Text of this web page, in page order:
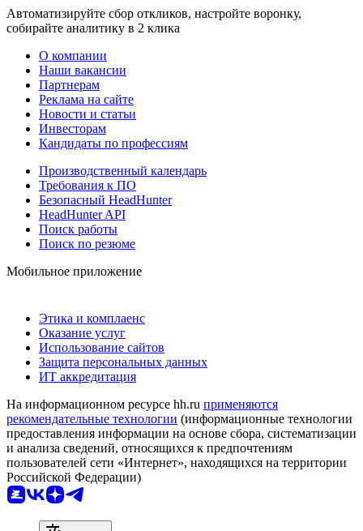
Автоматизируйте сбор откликов, настройте воронку,
собирайте аналитику в 2 клика
О компании
Наши вакансии
Партнерам
Реклама на сайте
Новости и статьи
Инвесторам
Кандидаты по профессиям
Производственный календарь
Требования к ПО
Безопасный HeadHunter
HeadHunter API
Поиск работы
Поиск по резюме
Мобильное приложение
Этика и комплаенс
Оказание услуг
Использование сайтов
Защита персональных данных
ИТ аккредитация
На информационном ресурсе hh.ru применяются
рекомендательные технологии (информационные технологии
предоставления информации на основе сбора, систематизации
и анализа сведений, относящихся к предпочтениям
пользователей сети «Интернет», находящихся на территории
Российской Федерации)